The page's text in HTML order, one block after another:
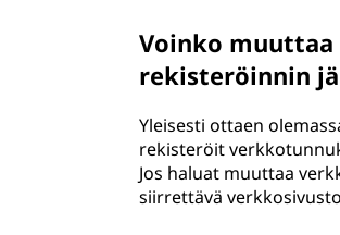
Voinko
rekisteröinnin
Yleisesti ottaen
rekisteröit
Jos haluat muuttaa
siirrettävä